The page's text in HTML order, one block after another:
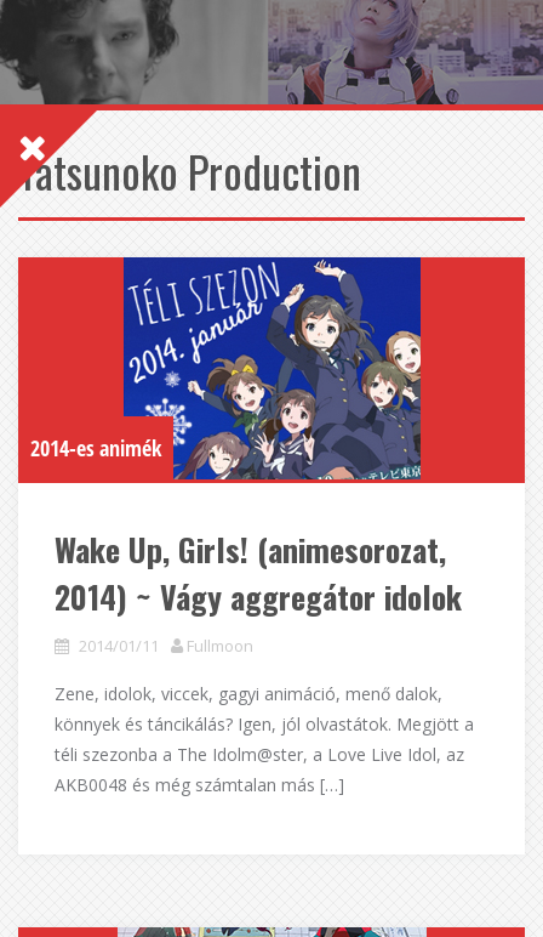
Tatsunoko Production
2014-es animék
Wake Up, Girls! (animesorozat,
2014) ~ Vágy aggregátor idolok
2014/01/11 Fullmoon
Zene, idolok, viccek, gagyi animáció, menő dalok,
könnyek és táncikálás? Igen, jól olvastátok. Megjött a
téli szezonba a The Idolm@ster, a Love Live Idol, az
AKB0048 és még számtalan más […]